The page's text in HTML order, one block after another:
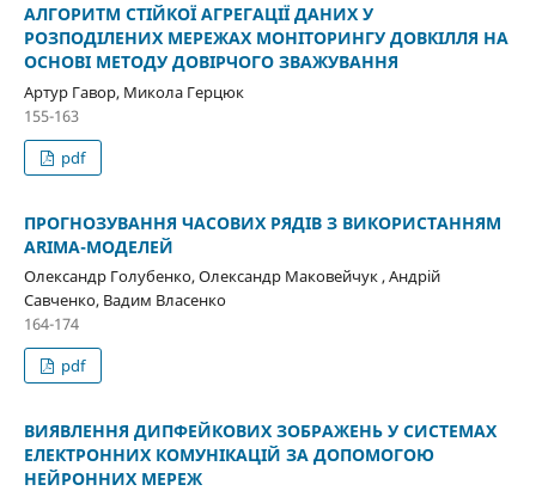
АЛГОРИТМ СТІЙКОЇ АГРЕГАЦІЇ ДАНИХ У
РОЗПОДІЛЕНИХ МЕРЕЖАХ МОНІТОРИНГУ ДОВКІЛЛЯ НА
ОСНОВІ МЕТОДУ ДОВІРЧОГО ЗВАЖУВАННЯ
Артур Гавор, Микола Герцюк
155-163
pdf
ПРОГНОЗУВАННЯ ЧАСОВИХ РЯДІВ З ВИКОРИСТАННЯМ
ARIMA-МОДЕЛЕЙ
Олександр Голубенко, Олександр Маковейчук , Андрій
Савченко, Вадим Власенко
164-174
pdf
ВИЯВЛЕННЯ ДИПФЕЙКОВИХ ЗОБРАЖЕНЬ У СИСТЕМАХ
ЕЛЕКТРОННИХ КОМУНІКАЦІЙ ЗА ДОПОМОГОЮ
НЕЙРОННИХ МЕРЕЖ